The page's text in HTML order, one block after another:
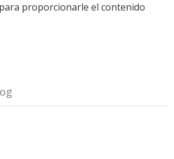
proporcionarle el contenido